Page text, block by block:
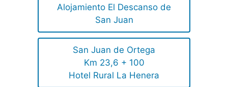
Alojamiento El Descanso de
San Juan
San Juan de Ortega
Km 23,6 + 100
Hotel Rural La Henera